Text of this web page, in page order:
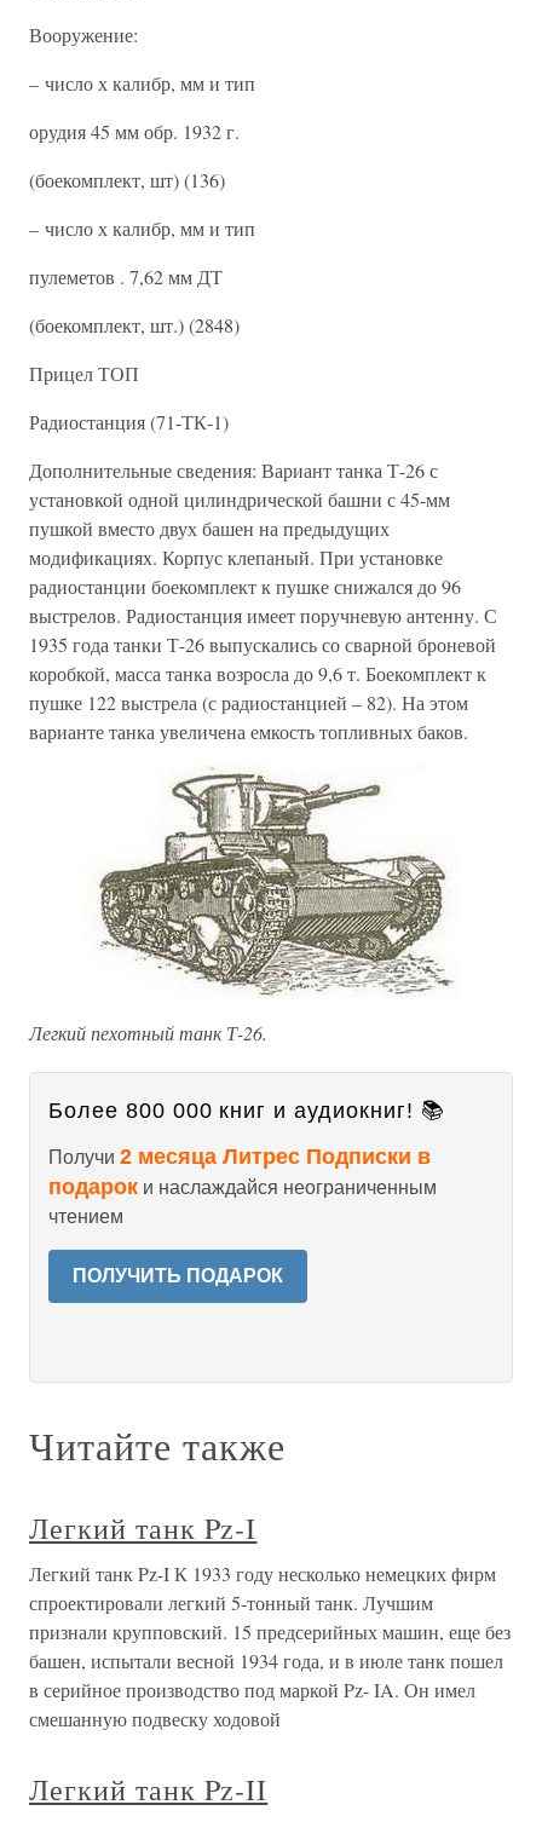
Вооружение:
– число х калибр, мм и тип
орудия 45 мм обр. 1932 г.
(боекомплект, шт) (136)
– число х калибр, мм и тип
пулеметов . 7,62 мм ДТ
(боекомплект, шт.) (2848)
Прицел ТОП
Радиостанция (71-ТК-1)
Дополнительные сведения: Вариант танка Т-26 с
установкой одной цилиндрической башни с 45-мм
пушкой вместо двух башен на предыдущих
модификациях. Корпус клепаный. При установке
радиостанции боекомплект к пушке снижался до 96
выстрелов. Радиостанция имеет поручневую антенну. С
1935 года танки Т-26 выпускались со сварной броневой
коробкой, масса танка возросла до 9,6 т. Боекомплект к
пушке 122 выстрела (с радиостанцией – 82). На этом
варианте танка увеличена емкость топливных баков.
Легкий пехотный танк Т-26.
Более 800 000 книг и аудиокниг! 📚
Получи 2 месяца Литрес Подписки в
подарок и наслаждайся неограниченным
чтением
ПОЛУЧИТЬ ПОДАРОК
Читайте также
Легкий танк Pz-I
Легкий танк Pz-I К 1933 году несколько немецких фирм
спроектировали легкий 5-тонный танк. Лучшим
признали крупповский. 15 предсерийных машин, еще без
башен, испытали весной 1934 года, и в июле танк пошел
в серийное производство под маркой Pz- IA. Он имел
смешанную подвеску ходовой
Легкий танк Pz-II